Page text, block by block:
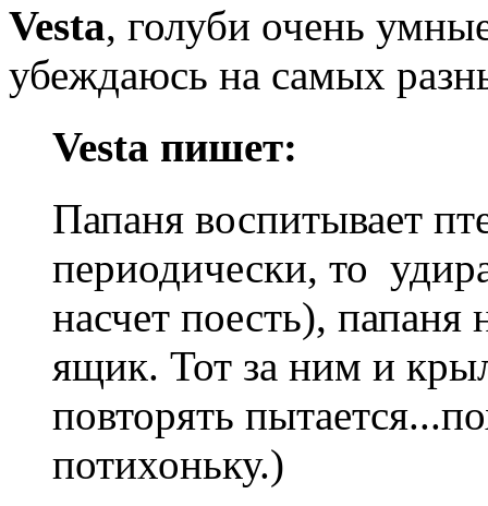
Vesta, голуби очень
убеждаюсь на самых
Vesta пишет:
Папаня воспитывает
периодически, то
насчет поесть), папаня
ящик. Тот за ним и
повторять
потихоньку.)